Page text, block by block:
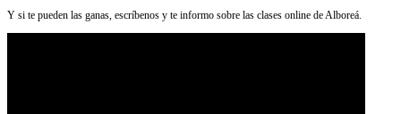
Y si te pueden las ganas, escríbenos y te informo sobre las clases online de Alboreá.